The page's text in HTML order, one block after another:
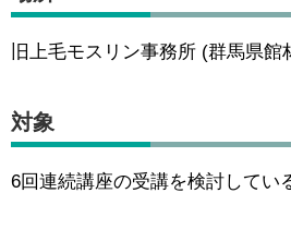
旧上毛モスリン事務所 (群馬県館
対象
6回連続講座の受講を検討してい